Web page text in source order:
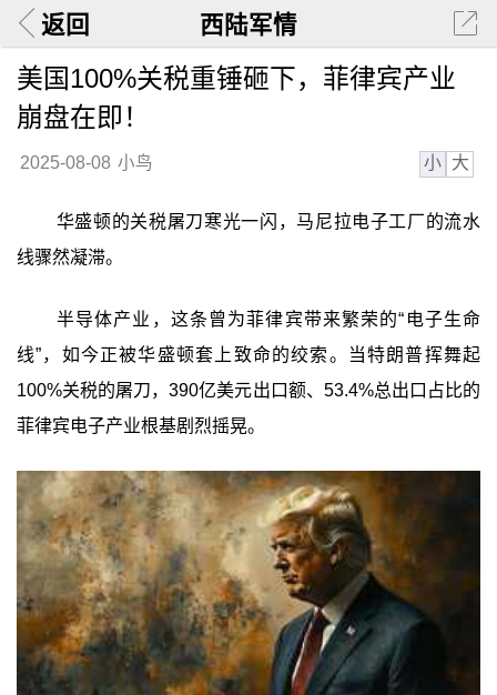
返回 西陆军情
美国100%关税重锤砸下，菲律宾产业
崩盘在即！
2025-08-08 小鸟 小 大
华盛顿的关税屠刀寒光一闪，马尼拉电子工厂的流水
线骤然凝滞。
半导体产业，这条曾为菲律宾带来繁荣的“电子生命
线”，如今正被华盛顿套上致命的绞索。当特朗普挥舞起
100%关税的屠刀，390亿美元出口额、53.4%总出口占比的
菲律宾电子产业根基剧烈摇晃。